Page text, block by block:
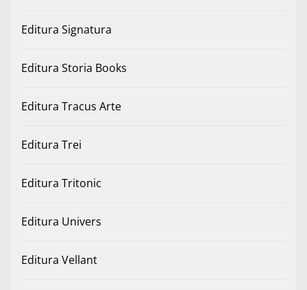
Editura Signatura
Editura Storia Books
Editura Tracus Arte
Editura Trei
Editura Tritonic
Editura Univers
Editura Vellant